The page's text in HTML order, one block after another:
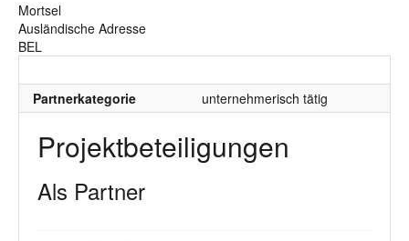
Mortsel
Ausländische Adresse
BEL
Partnerkategorie unternehmerisch tätig
Projektbeteiligungen
Als Partner